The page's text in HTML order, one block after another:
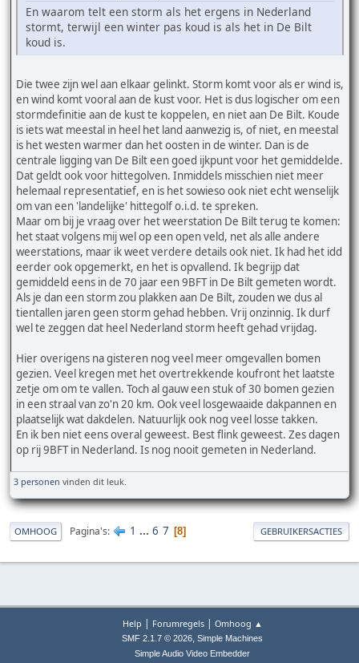
En waarom telt een storm als het ergens in Nederland
stormt, terwijl een winter pas koud is als het in De Bilt
koud is.
Die twee zijn wel aan elkaar gelinkt. Storm komt voor als er wind is,
en wind komt vooral aan de kust voor. Het is dus logischer om een
stormdefinitie aan de kust te koppelen, en niet aan De Bilt. Koude
is iets wat meestal in heel het land aanwezig is, of niet, en meestal
is het westen warmer dan het oosten in de winter. Dan is de
centrale ligging van De Bilt een goed ijkpunt voor het gemiddelde.
Dat geldt ook voor hittegolven. Inmiddels misschien niet meer
helemaal representatief, en is het sowieso ook niet echt wenselijk
om van een 'landelijke' hittegolf o.i.d. te spreken.
Maar om bij je vraag over het weerstation De Bilt terug te komen:
het staat volgens mij wel op een open veld, net als alle andere
weerstations, maar ik weet verdere details ook niet. Ik had het idd
eerder ook opgemerkt, en het is opvallend. Ik begrijp dat
gemiddeld eens in de 70 jaar een 9BFT in De Bilt gemeten wordt.
Als je dan een storm zou plakken aan De Bilt, zouden we dus al
tientallen jaren geen storm gehad hebben. Vrij onzinnig. Ik durf
wel te zeggen dat heel Nederland storm heeft gehad vrijdag.
Hier overigens na gisteren nog veel meer omgevallen bomen
gezien. Veel kregen met het overtrekkende koufront het laatste
zetje om om te vallen. Toch al gauw een stuk of 30 bomen gezien
in een straal van zo'n 20 km. Ook veel losgewaaide dakpannen en
plaatselijk wat dakdelen. Natuurlijk ook nog veel losse takken.
En ik ben niet eens overal geweest. Best flink geweest. Zes dagen
op rij 9BFT in Nederland. Is nog nooit gemeten in Nederland.
3 personen vinden dit leuk.
OMHOOG Pagina's 1 ... 6 7 8 GEBRUIKERSACTIES
Help Forumregels| Omhoog ▲
SMF 2.1.7 © 2026, Simple Machines
Simple Audio Video Embedder